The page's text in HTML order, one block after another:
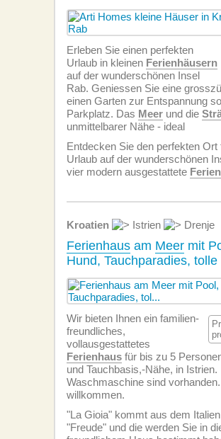
Erleben Sie einen perfekten
Urlaub in kleinen Ferienhäusern
auf der wunderschönen Insel
Rab. Geniessen Sie eine
einen Garten zur Entspannung
Parkplatz. Das Meer und die
unmittelbarer Nähe - ideal
Entdecken Sie den perfekten
Urlaub auf der wunderschönen
vier modern ausgestattete
Kroatien Istrien Drenje
Ferienhaus am Meer mit
Hund, Tauchparadies,
Wir bieten Ihnen ein familien­
freundliches,
vollausgestattetes
Ferienhaus für bis zu 5
und Tauchbasis,-Nähe, in
Waschmaschine sind
willkommen.
"La Gioia" kommt aus dem
"Freude" und die werden Sie in